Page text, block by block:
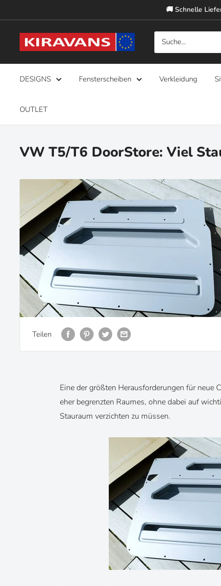
zum
🚚 Schnelle
Kiravans
Europe
DESIGNS Fensterscheiben Verkleidung
OUTLET
VW T5/T6 DoorStore: Viel
Teilen
Eine der größten Herausforderungen für
eher begrenzten Raumes, ohne dabei auf
Stauraum verzichten zu müssen.